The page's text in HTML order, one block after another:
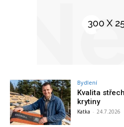
Bydlení
Kvalita
krytiny
Katka - 24.7.2026